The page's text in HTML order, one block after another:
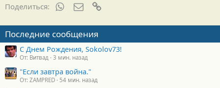
Поделиться: WhatsAppЭлектронная почта
Последние сообщения
С Днем Рождения, Sokolov73!
От: Витвад 3 мин. назад
"Если завтра война."
От: ZAMPRED 54 мин. назад